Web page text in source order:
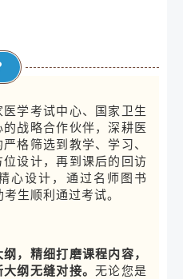
学考试中心、国家卫生
战略合作伙伴，深耕医
格筛选到教学、学习、
设计，再到课后的回访
心设计， 通过名师图书
考生顺利通过考试。
，精细打磨课程内容，
纲无缝对接。无论您是